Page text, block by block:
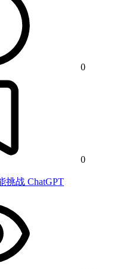
0
0
挑战 ChatGPT